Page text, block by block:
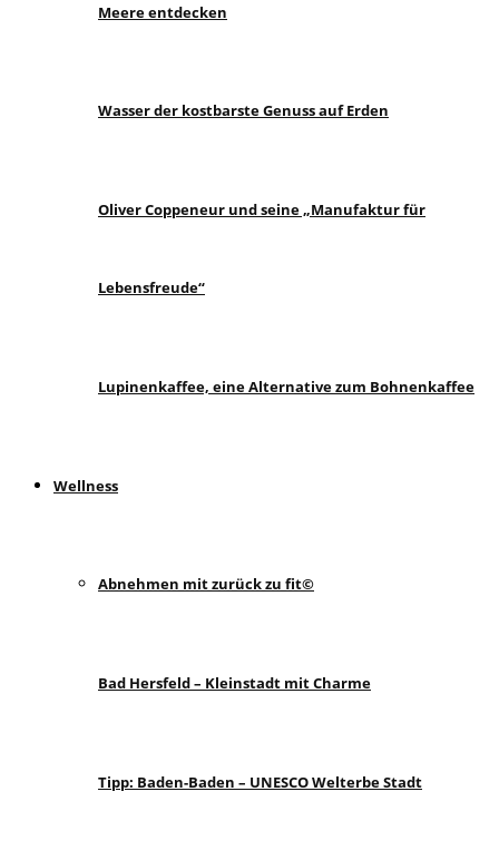
Meere entdecken
Wasser der kostbarste Genuss auf Erden
Oliver Coppeneur und seine „Manufaktur für
Lebensfreude“
Lupinenkaffee, eine Alternative zum Bohnenkaffee
Wellness
Abnehmen mit zurück zu fit©
Bad Hersfeld – Kleinstadt mit Charme
Tipp: Baden-Baden – UNESCO Welterbe Stadt